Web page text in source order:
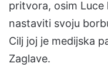
pritvora, osim Luce
nastaviti svoju
Cilj joj je medijska
Zaglave.